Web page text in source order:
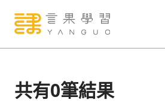
共有0筆結果